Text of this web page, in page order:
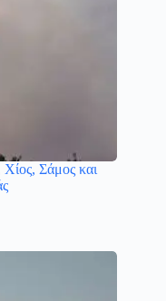
Σάμος και